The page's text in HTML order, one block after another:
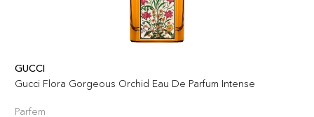
GUCCI
Gucci Flora Gorgeous Orchid Eau De Parfum Intense
Parfem